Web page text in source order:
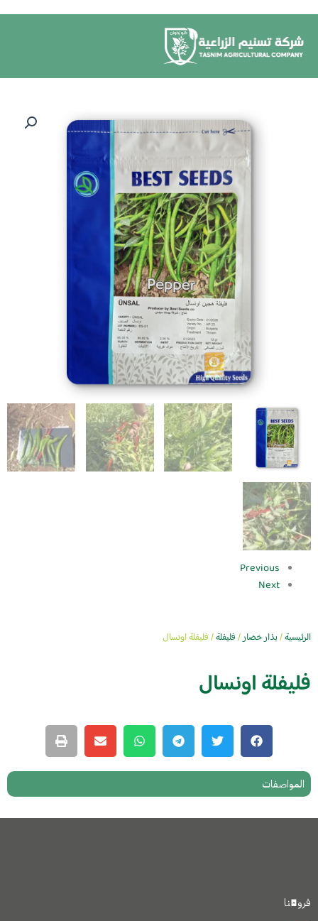
المحتوى
Previous
Next
الرئيسية/بذار خضار/فليفلة/ فليفلة اونسال
فليفلة اونسال
المواصفات
فروعنا